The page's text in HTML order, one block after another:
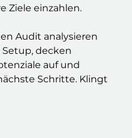
Ziele einzahlen.
Audit analysieren
decken
auf und
Schritte. Klingt